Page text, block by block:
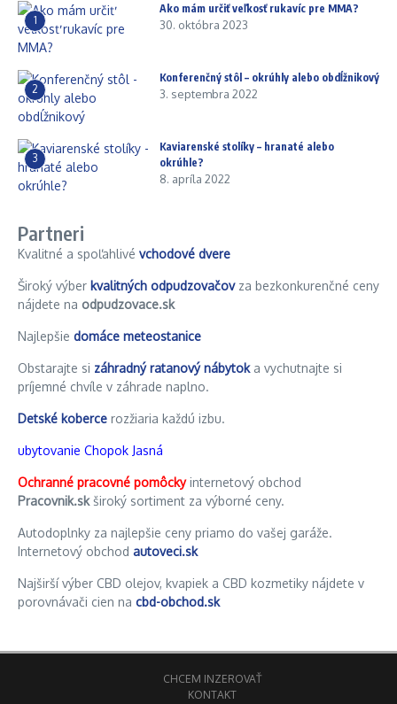
1
Ako mám určiť veľkosť rukavíc pre MMA?
30. októbra 2023
2
Konferenčný stôl – okrúhly alebo obdĺžnikový
3. septembra 2022
3
Kaviarenské stolíky – hranaté alebo
okrúhle?
8. apríla 2022
Partneri
Kvalitné a spoľahlivé vchodové dvere
Široký výber kvalitných odpudzovačovza bezkonkurenčné ceny
nájdete na odpudzovace.sk
Najlepšie domáce meteostanice
Obstarajte si záhradný ratanový nábytoka vychutnajte si
príjemné chvíle v záhrade naplno.
Detské koberce rozžiaria každú izbu.
ubytovanie Chopok Jasná
Ochranné pracovné pomôckyinternetový obchod
Pracovnik.skširoký sortiment za výborné ceny.
Autodoplnky za najlepšie ceny priamo do vašej garáže.
Internetový obchod autoveci.sk
Najširší výber CBD olejov, kvapiek a CBD kozmetiky nájdete v
porovnávači cien na cbd-obchod.sk
CHCEM INZEROVAŤ
KONTAKT